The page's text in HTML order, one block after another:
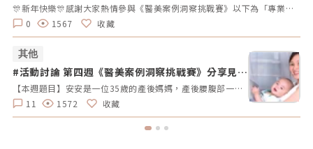
🎊新年快樂🎊感謝大家熱情參與《醫美案例洞察挑戰賽》以下為「專業評論獎得獎名單」、「活躍參與獎得獎者」及 「推薦好友獲獎者」！獎項將於 02/10（一）前陸續發放，請得獎者耐心等待小編通知💌還沒加入醫美圈圈官方LINE的朋友，記得趕快加入哦💖「點我加入醫美圈圈官方LINE」📢未來我們將舉辦更多有趣的活動，請持續關注，和我們一起探索醫美新知，解鎖更多驚喜獎勵✨ 專業評論獎《7-11購物金50元》 第一週得獎者 第二週得獎者 第三週得獎者 第四週得獎者 五 Timmy Cai 仁者 秦先生 Alita patty Er Yu 昱慧 Jenny T 仁者 秦先生 Er Yu Er Yu Er Yu Jenny T 仁者 仁者 秦先生 Alita Alita 秦先生 fff 小玲 Benson fff Lynnn Iris H MK 五 Jenny T fff 軒軒 軒軒 Chaowei Lynnn Jenny T Lynnn Alita Kimiko 活躍參與獎得獎者《7-11購物金100元》 仁者 Er Yu 秦先生 Alita 小玲 Jenny T Lynnn fff 推薦好友得獎者 獲得獎勵 仁者 LINE Points 10 點數 軒軒 LINE Points 5 點數 Chaowei LINE Points 10 點數
0
1567 收藏
其他
#活動討論 第四週《醫美案例洞察挑戰賽》分享見解
拿好禮
【本週題目】安安是一位35歲的產後媽媽，產後腰腹部一直瘦不回去，她希望透過非侵入性的療程讓曲線回到產前的狀態。由於對疼痛較為敏感，她希望能選擇舒適度高的療程。請大家幫安安媽咪推薦適合的療程，幫助她輕鬆找回青春緊緻的身材線條。【本週活動時間】01 / 27（一）AM09:00 - 02 / 02（日） PM23:59【活動獎勵】 專業評論獎《7-11購物金50元》抽10名會員 推薦好友留言送《LINE Points 5點數》每人推薦好友上限2人【活動方式】 活動期間每週一AM09:00將在在討論區發布一個模擬的醫美案例。案例包含患者的需求、問題描述。會員需根據案例情境進行分析，並針對該案例提供建議或解決方案。可以提出不同的治療選項、分析治療結果，或者分享相關經驗。每位會員的回應需具體、實用。 官方將根據會員的回應品質來優先評選出「專業評論獎」，這些留言者將優先納入抽獎範圍，以提升其被抽中的機會。留言中若包含分析、建議或醫美知識等。 避免重複、抄襲回覆其他參與者，或發表與前後留言無關的內容。如「同意」、「好棒」等，將不計入抽獎資格。 當週活動的留言截止時間為每週日 23:59。經核對符合活動規範的留言後，將於2025 / 02 / 03（一）統一抽出每週 10 名幸運得主，並另在討論區公布得獎名單。 乙組會員帳號於當週活動僅限留言乙次。 會員連續4週參與《醫美案例洞察》活動者，將有額外抽「活躍參與獎」的機會，可獲得「7-11購物金100元」作為獎勵。【推薦好友留言送】 活動期間，推薦朋友至每週主題活動討論區留言，每成功推薦 1 人可額外獲得「LINE Points 5 點數」。每人最多可推薦 2 人，超過 2 人則無法再獲得額外獎勵。 若多人推薦同一位朋友，獎勵將優先發放給第一位完成回報資料並經核對無誤的推薦者，其他推薦者將不予發放獎勵。此外，若推薦的好友未參與留言，則該推薦視為無效，將不予發放獎勳。 推薦人需確認好友已完成留言，並於2025 / 02 / 02（日）23:59前加入「醫美圈圈官方LINE」，點選LINE圖文選單中的【推薦好友加入】填妥推薦好友問卷資料後提交。 若發現參加者有不當行為，包括使用假帳戶、重複推薦、內容不符合規定或其他影響活動公平性的行為，主辦方保留取消參與資格及不發放獎勵的權利。 所有推薦資料需於2025 / 02 / 02（日）23:59前提交，逾期將視為放棄獎勵資格。 所有推薦資料提交後，官方將進行核對與統計，核對無誤者，「LINE Points 5點數」統一於2025/02/10（一）23:59前陸續發放完畢。如因資料填寫錯誤或未在指定時間內提交而無法核對，恕不補發。<<<點我看更多活動詳情>>
11
1572 收藏